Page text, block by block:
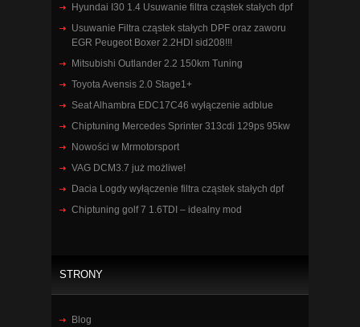
Hyundai I30 1.4 Usuwanie filtra cząstek stałych dpf
Usuwanie Filtra cząstek stałych DPF oraz zaworu
EGR Peugeot Boxer 2.2HDI sid208!!!
Mitsubishi Outlander 2.2 150km Tuning
Toyota Avensis 2.0 Stage1+
Seat Alhambra EDC17C46 wyłączenie adblue
Chiptuning Mercedes Sprinter 313cdi 129ps 95kw
Nowości w Mrmotorsport
VAG DCM3.7 już możliwe!
Dacia Logdy wyłączenie filtra cząstek stałych dpf
Chiptuning golf 7 1.6TDI – idealny mod
STRONY
Blog